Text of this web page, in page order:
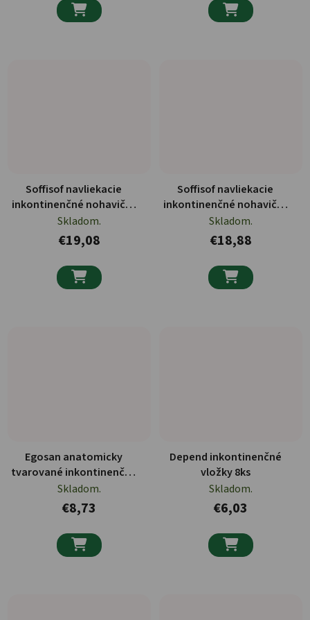
 
Soffisof navliekacie
inkontinenčné nohavičky
14ks
Skladom.
€19,08

Soffisof navliekacie
inkontinenčné nohavičky
12ks
Skladom.
€18,88

Egosan anatomicky
tvarované inkontinenčné
vložky pre mužov 14ks
Skladom.
€8,73

Depend inkontinenčné
vložky 8ks
Skladom.
€6,03
